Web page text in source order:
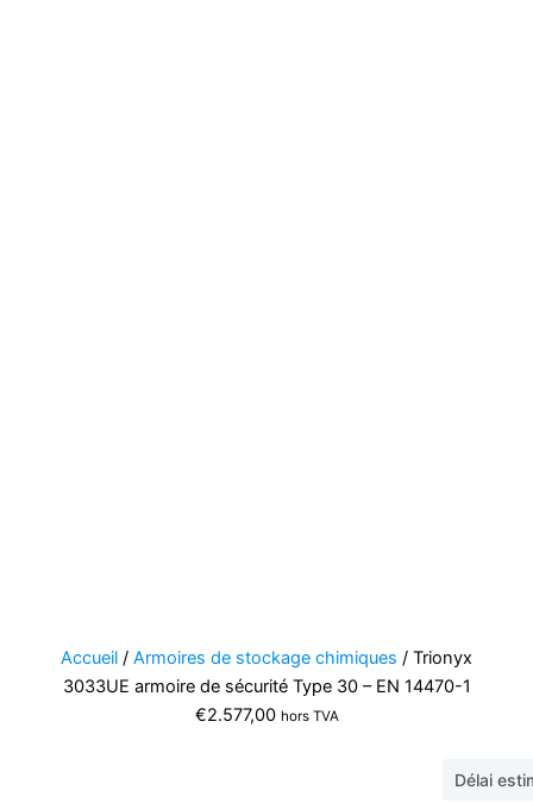
Accueil / Armoires de stockage chimiques / Trionyx
3033UE armoire de sécurité Type 30 – EN 14470-1
€2.577,00 hors TVA
Délai